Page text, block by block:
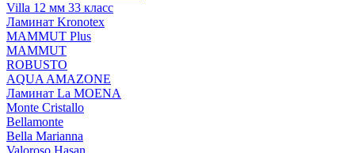
Villa 12 мм 33 класс
Ламинат Kronotex
MAMMUT Plus
MAMMUT
ROBUSTO
AQUA AMAZONE
Ламинат La MOENA
Monte Cristallo
Bellamonte
Bella Marianna
Valoroso Hasan